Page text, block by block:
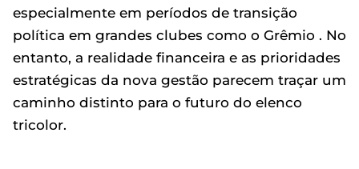
especialmente em períodos de transição
política em grandes clubes como o Grêmio . No
entanto, a realidade financeira e as prioridades
estratégicas da nova gestão parecem traçar um
caminho distinto para o futuro do elenco
tricolor.